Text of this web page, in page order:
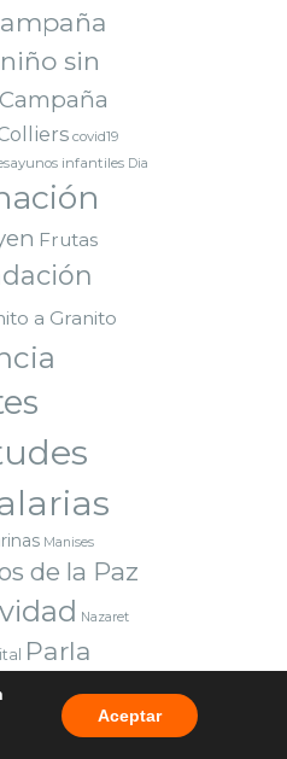
sin
Campaña
covid19
infantiles Dia
Frutas
a Granito
Manises
de la Paz
Nazaret
Parla
Bankia
Sorteo Valencia
Vuelta al cole
Aceptar